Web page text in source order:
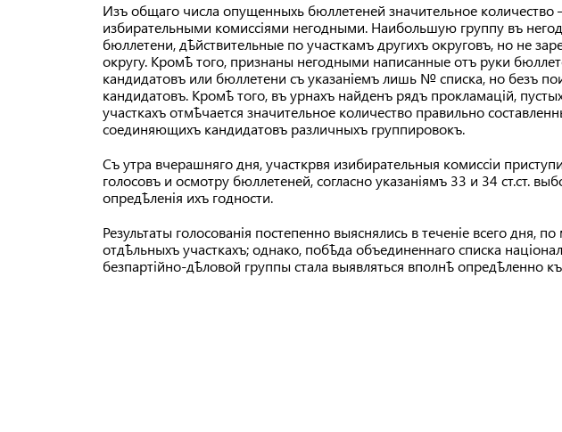
Изъ общаго числа опущенныхь бюллетеней значительное
избирательными комиссіями негодными. Наибольшую группу въ
бюллетени, дѣйствительные по участкамъ другихъ округовъ, но не
округу. Кромѣ того, признаны негодными написанные отъ руки
кандидатовъ или бюллетени съ указаніемъ лишь № списка, но безъ
кандидатовъ. Кромѣ того, въ урнахъ найденъ рядъ прокламацій,
участкахъ отмѣчается значительное количество правильно
соединяющихъ кандидатовъ различныхъ группировокъ.
Съ утра вчерашняго дня, участкрвя изибирательныя комиссіи
голосовъ и осмотру бюллетеней, согласно указаніямъ 33 и 34 ст.ст.
опредѣленія ихъ годности.
Результаты голосованія постепенно выяснялись в теченіе всего дня,
отдѣльныхъ участкахъ; однако, побѣда объединеннаго списка
безпартійно-дѣловой группы стала выявляться вполнѣ опредѣленно